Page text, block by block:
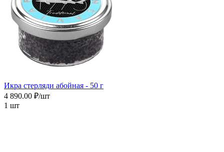
Икра cтерляди абойная - 50 г
4 890.00 ₽/шт
1 шт